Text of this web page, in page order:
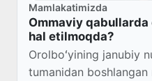
Mamlakatimizda
Ommaviy
hal etilmoqda?
Orolboʻyining janubiy
tumanidan